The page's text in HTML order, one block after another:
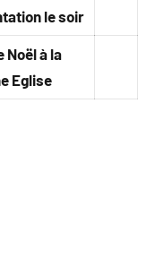
le soir
Noël à la
Eglise